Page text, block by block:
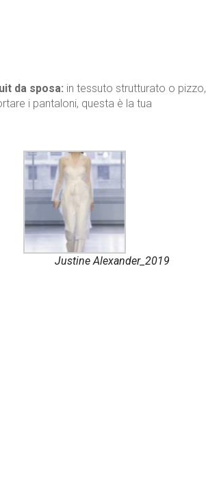
da sposa: in tessuto strutturato o pizzo,
i pantaloni, questa è la tua
Justine Alexander_2019